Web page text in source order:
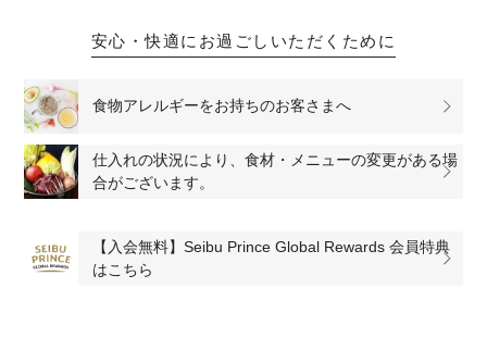
安心・快適にお過ごしいただくために
食物アレルギーをお持ちのお客さまへ
仕入れの状況により、食材・メニューの変更がある場
合がございます。
【入会無料】Seibu Prince Global Rewards 会員特典
はこちら